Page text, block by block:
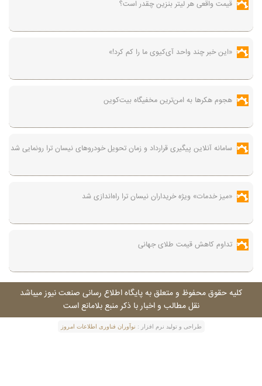
قیمت واقعی هر لیتر بنزین چقدر است؟
«این خبر چند واحد آی‌کیوی ما را کم کرد!»
هجوم هکرها به امن‌ترین مخفیگاه بیت‌کوین
سامانه آنلاین پیگیری قرارداد‌ و زمان تحویل خودرو‌های نیسان ترا رونمایی شد
«میز خدمات» ویژه خریداران نیسان ترا راه‌اندازی شد
تداوم کاهش قیمت طلای جهانی
کليه حقوق محفوظ و متعلق به پايگاه اطلاع رسانی صنعت نيوز ميباشد
نقل مطالب و اخبار با ذکر منبع بلامانع است
طراحی و توليد نرم افزار : نوآوران فناوری اطلاعات امروز